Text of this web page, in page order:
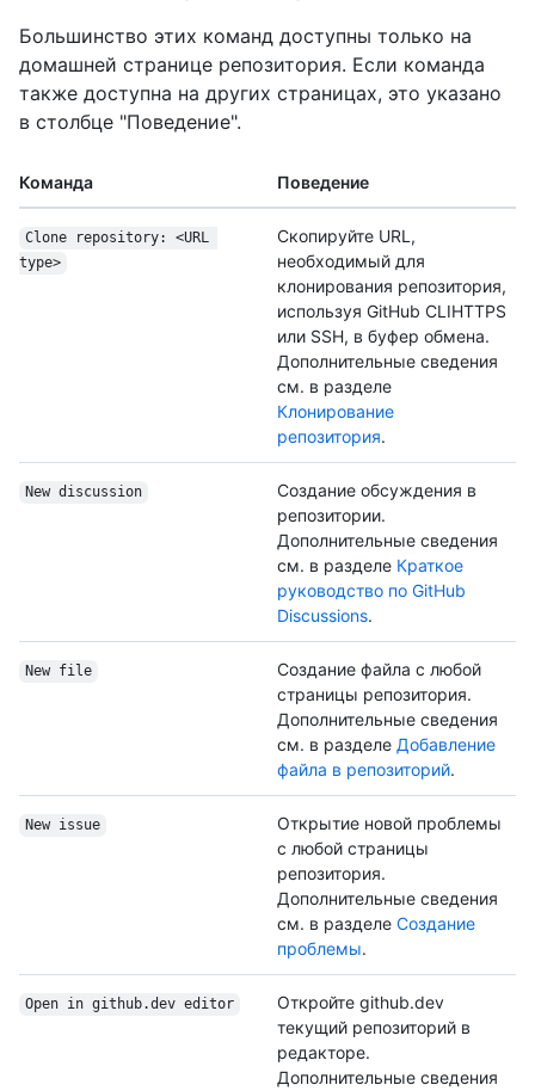
Большинство этих команд доступны только на
домашней странице репозитория. Если команда
также доступна на других страницах, это указано
в столбце "Поведение".
Команда Поведение
Clone repository: <URL
type>
Скопируйте URL,
необходимый для
клонирования репозитория,
используя GitHub CLIHTTPS
или SSH, в буфер обмена.
Дополнительные сведения
см. в разделе
Клонирование
репозитория.
New discussion
Создание обсуждения в
репозитории.
Дополнительные сведения
см. в разделе Краткое
руководство по GitHub
Discussions.
New file
Создание файла с любой
страницы репозитория.
Дополнительные сведения
см. в разделе Добавление
файла в репозиторий.
New issue
Открытие новой проблемы
с любой страницы
репозитория.
Дополнительные сведения
см. в разделе Создание
проблемы.
Open in github.dev editor
Откройте github.dev
текущий репозиторий в
редакторе.
Дополнительные сведения